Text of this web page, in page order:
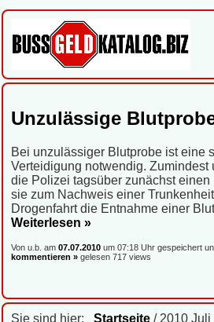
Sie sind hier: Startseite / 2010 Juli
Unzulässige
Bei unzulässiger Blutprobe ist eine
Verteidigung notwendig. Zumindest
die Polizei tagsüber zunächst einen
sie zum Nachweis einer
Drogenfahrt die Entnahme einer
Weiterlesen »
Von u.b. am 07.07.2010 um 07:18 Uhr gespeichert
kommentieren » gelesen 717 views